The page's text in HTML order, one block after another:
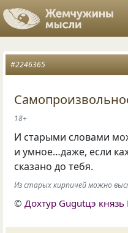
#2246365
18+
И старыми словами
и умное…даже, если
сказано до тебя.
Из старых кирпичей можно
©Дохтур Gugutцэ